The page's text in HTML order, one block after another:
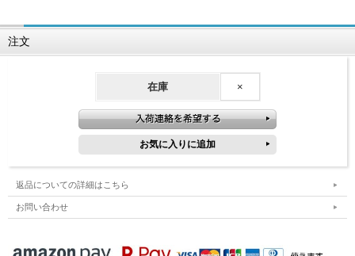
注文
在庫 ×
返品についての詳細はこちら
お問い合わせ